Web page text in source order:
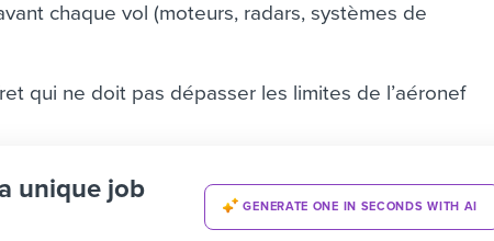
chaque vol (moteurs, radars, systèmes de
qui ne doit pas dépasser les limites de l’aéronef
unique job
GENERATE ONE IN SECONDS WITH AI